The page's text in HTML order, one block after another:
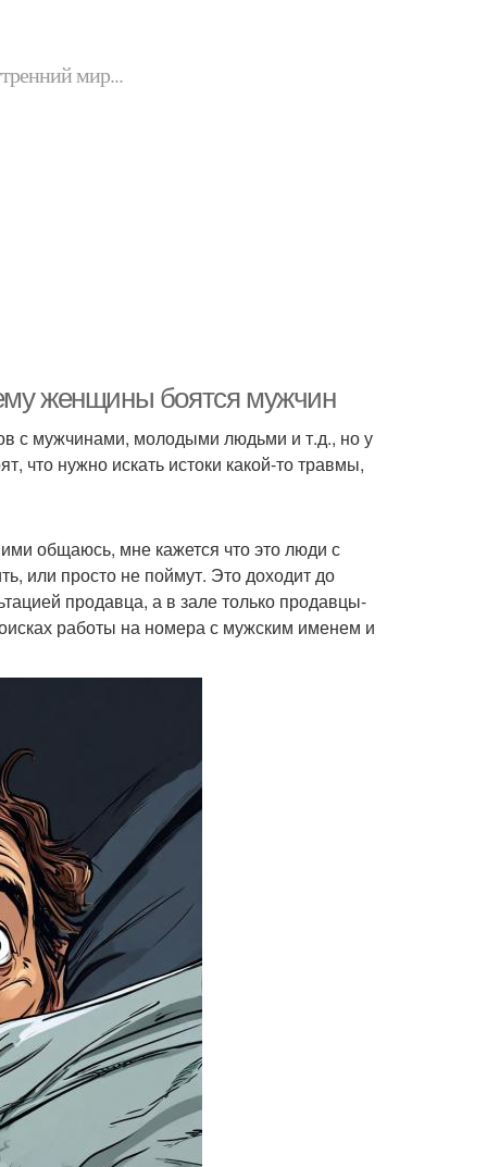
мир...
женщины боятся мужчин
с мужчинами, молодыми людьми и т.д., но у
что нужно искать истоки какой-то травмы,
общаюсь, мне кажется что это люди с
или просто не поймут. Это доходит до
продавца, а в зале только продавцы-
работы на номера с мужским именем и